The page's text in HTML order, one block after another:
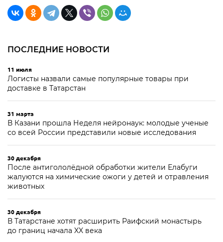
ПОСЛЕДНИЕ НОВОСТИ
11 июля
Логисты назвали самые популярные товары при
доставке в Татарстан
31 марта
В Казани прошла Неделя нейронаук: молодые ученые
со всей России представили новые исследования
30 декабря
После антигололёдной обработки жители Елабуги
жалуются на химические ожоги у детей и отравления
животных
30 декабря
В Татарстане хотят расширить Раифский монастырь
до границ начала XX века